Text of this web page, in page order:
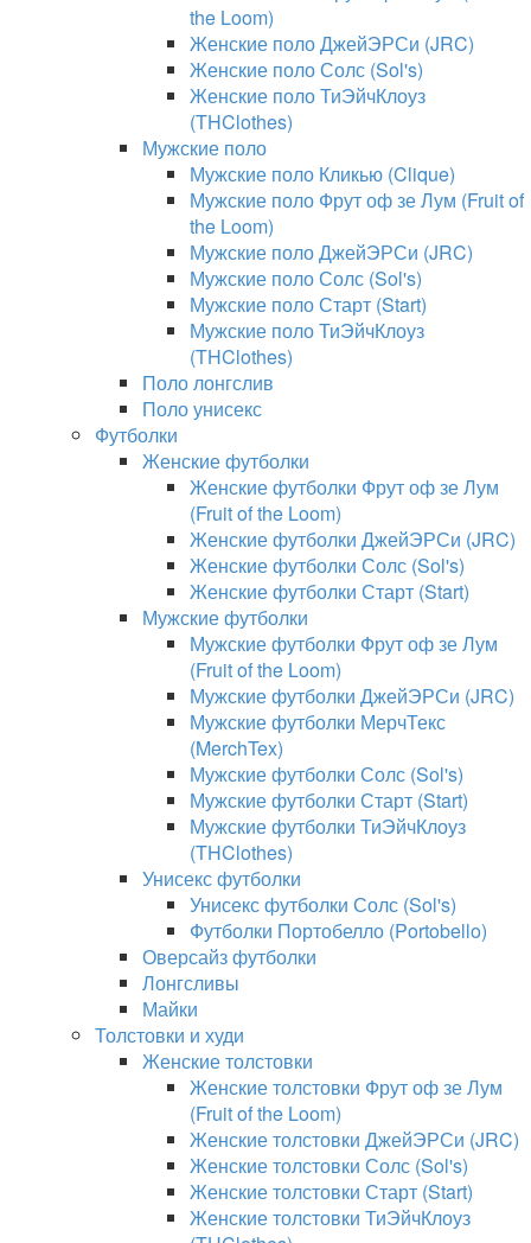
the Loom)
Женские поло ДжейЭРСи (JRC)
Женские поло Солс (Sol's)
Женские поло ТиЭйчКлоуз
(THClothes)
Мужские поло
Мужские поло Кликью (Clique)
Мужские поло Фрут оф зе Лум (Fruit of
the Loom)
Мужские поло ДжейЭРСи (JRC)
Мужские поло Солс (Sol's)
Мужские поло Старт (Start)
Мужские поло ТиЭйчКлоуз
(THClothes)
Поло лонгслив
Поло унисекс
Футболки
Женские футболки
Женские футболки Фрут оф зе Лум
(Fruit of the Loom)
Женские футболки ДжейЭРСи (JRC)
Женские футболки Солс (Sol's)
Женские футболки Старт (Start)
Мужские футболки
Мужские футболки Фрут оф зе Лум
(Fruit of the Loom)
Мужские футболки ДжейЭРСи (JRC)
Мужские футболки МерчТекс
(MerchTex)
Мужские футболки Солс (Sol's)
Мужские футболки Старт (Start)
Мужские футболки ТиЭйчКлоуз
(THClothes)
Унисекс футболки
Унисекс футболки Солс (Sol's)
Футболки Портобелло (Portobello)
Оверсайз футболки
Лонгсливы
Майки
Толстовки и худи
Женские толстовки
Женские толстовки Фрут оф зе Лум
(Fruit of the Loom)
Женские толстовки ДжейЭРСи (JRC)
Женские толстовки Солс (Sol's)
Женские толстовки Старт (Start)
Женские толстовки ТиЭйчКлоуз